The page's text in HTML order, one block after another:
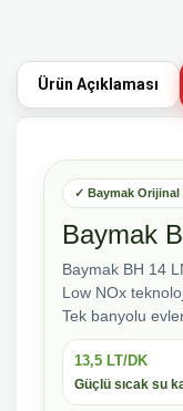
Ürün Açıklaması
✓ Baymak Orijinal
Baymak
Baymak BH 14
Low NOx
Tek banyolu
13,5 LT/DK
Güçlü sıcak su